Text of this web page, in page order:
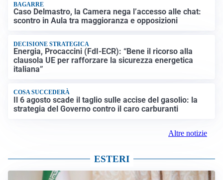
BAGARRE
Caso Delmastro, la Camera nega l’accesso alle chat:
scontro in Aula tra maggioranza e opposizioni
DECISIONE STRATEGICA
Energia, Procaccini (FdI-ECR): “Bene il ricorso alla
clausola UE per rafforzare la sicurezza energetica
italiana”
COSA SUCCEDERÀ
Il 6 agosto scade il taglio sulle accise del gasolio: la
strategia del Governo contro il caro carburanti
Altre notizie
ESTERI